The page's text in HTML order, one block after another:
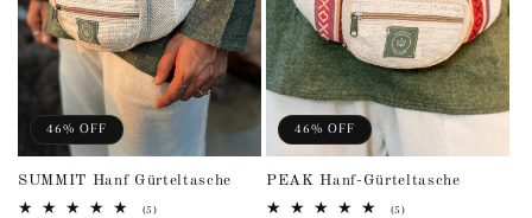
46% OFF
SUMMIT Hanf Gürteltasche
(5)5
46% OFF
PEAK Hanf-Gürteltasche
(5)5